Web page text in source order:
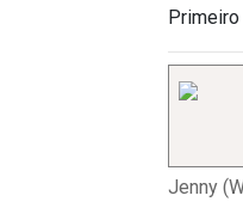
Primeiro
Jenny